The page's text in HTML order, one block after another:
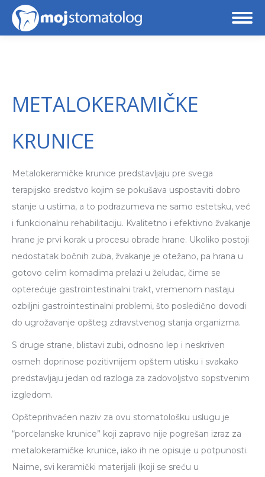
METALOKERAMIČKE
KRUNICE
Metalokeramičke krunice predstavljaju pre svega
terapijsko sredstvo kojim se pokušava uspostaviti dobro
stanje u ustima, a to podrazumeva ne samo estetsku, već
i funkcionalnu rehabilitaciju. Kvalitetno i efektivno žvakanje
hrane je prvi korak u procesu obrade hrane. Ukoliko postoji
nedostatak bočnih zuba, žvakanje je otežano, pa hrana u
gotovo celim komadima prelazi u želudac, čime se
opterećuje gastrointestinalni trakt, vremenom nastaju
ozbiljni gastrointestinalni problemi, što posledično dovodi
do ugrožavanje opšteg zdravstvenog stanja organizma.
S druge strane, blistavi zubi, odnosno lep i neskriven
osmeh doprinose pozitivnijem opštem utisku i svakako
predstavljaju jedan od razloga za zadovoljstvo sopstvenim
izgledom.
Opšteprihvaćen naziv za ovu stomatološku uslugu je
“porcelanske krunice” koji zapravo nije pogrešan izraz za
metalokeramičke krunice, iako ih ne opisuje u potpunosti.
Naime, svi keramički materijali (koji se sreću u